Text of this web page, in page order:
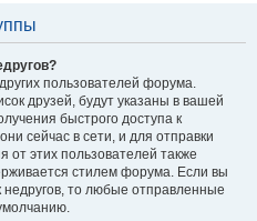
пользователей форума.
друзей, будут указаны в вашей
быстрого доступа к
сейчас в сети, и для отправки
этих пользователей также
стилем форума. Если вы
недругов, то любые отправленные